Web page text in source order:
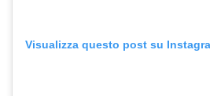
Visualizza questo post su